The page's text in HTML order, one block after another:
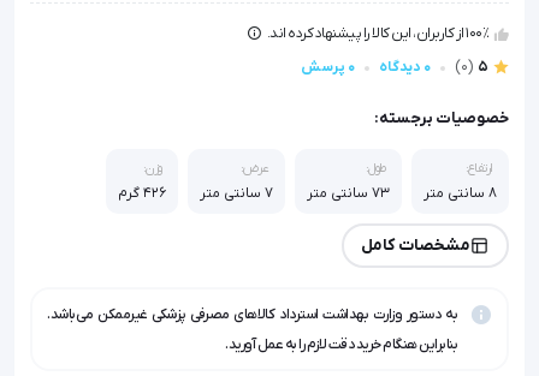
100٪ از کاربران، این کالا را پیشنهاد کرده اند.
5
(0) 0 دیدگاه 0 پرسش
خصوصیات برجسته:
ارتفاع:
۸ سانتی متر
طول:
73 سانتی متر
عرض:
7 سانتی متر
وزن:
426 گرم
مشخصات کامل
به دستور وزارت بهداشت استرداد کالاهای مصرفی پزشکی غیرممکن می‌باشد.
بنابراین هنگام خرید دقت لازم را به عمل آورید.